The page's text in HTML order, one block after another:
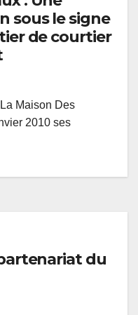
sous le signe
de courtier
Maison Des
2010 ses
du